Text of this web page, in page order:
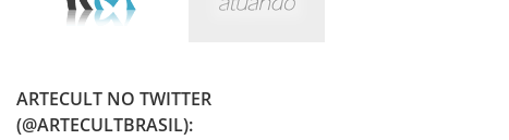
ARTECULT NO TWITTER
(@ARTECULTBRASIL):